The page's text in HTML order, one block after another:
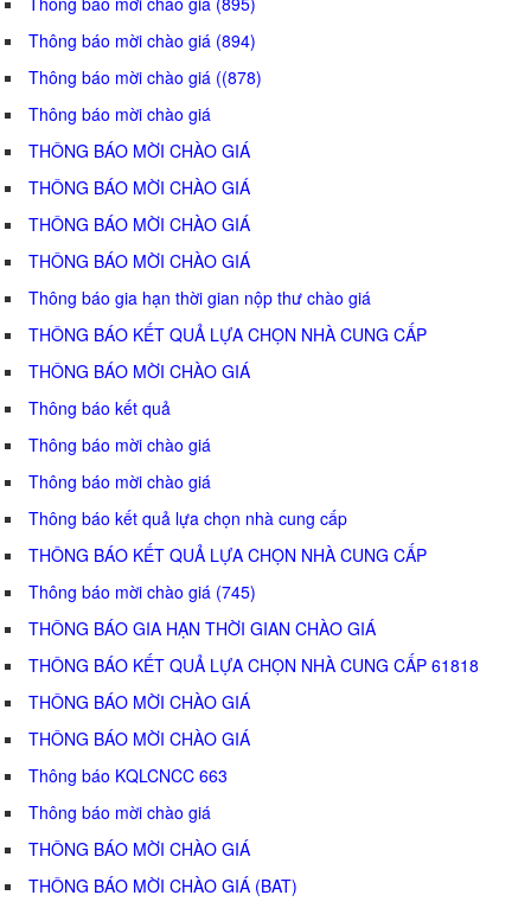
Thông báo mời chào giá (894)
Thông báo mời chào giá ((878)
Thông báo mời chào giá
THÔNG BÁO MỜI CHÀO GIÁ
THÔNG BÁO MỜI CHÀO GIÁ
THÔNG BÁO MỜI CHÀO GIÁ
THÔNG BÁO MỜI CHÀO GIÁ
Thông báo gia hạn thời gian nộp thư chào giá
THÔNG BÁO KẾT QUẢ LỰA CHỌN NHÀ CUNG CẤP
THÔNG BÁO MỜI CHÀO GIÁ
Thông báo kết quả
Thông báo mời chào giá
Thông báo mời chào giá
Thông báo kết quả lựa chọn nhà cung cấp
THÔNG BÁO KẾT QUẢ LỰA CHỌN NHÀ CUNG CẤP
Thông báo mời chào giá (745)
THÔNG BÁO GIA HẠN THỜI GIAN CHÀO GIÁ
THÔNG BÁO KẾT QUẢ LỰA CHỌN NHÀ CUNG CẤP 61818
THÔNG BÁO MỜI CHÀO GIÁ
THÔNG BÁO MỜI CHÀO GIÁ
Thông báo KQLCNCC 663
Thông báo mời chào giá
THÔNG BÁO MỜI CHÀO GIÁ
THÔNG BÁO MỜI CHÀO GIÁ (BAT)